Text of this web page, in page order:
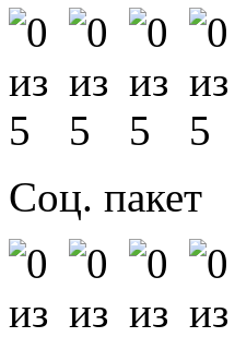
Соц. пакет